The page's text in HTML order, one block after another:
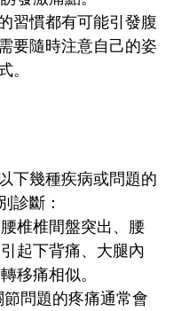
習慣都有可能引發腹
要隨時注意自己的姿
。
下幾種疾病或問題的
診斷：
腰椎椎間盤突出、腰
起下背痛、大腿內
移痛相似。
節問題的疼痛通常會